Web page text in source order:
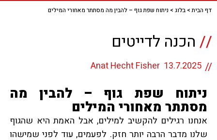
דף הבית> בלוג > ניתוח שפת גוף – להבין מה מסתתר מאחורי המילים
//
13.7.2025
Anat Hecht Fisher
ניתוח שפת גוף – להבין מה
מסתתר מאחורי המילים
אנחנו רגילים להקשיב למילים, אבל האמת היא שהגוף
שלנו מדבר הרבה יותר חזק. לפעמים, עוד לפני שמישהו